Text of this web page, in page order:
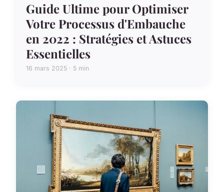
Guide Ultime pour Optimiser
Votre Processus d'Embauche
en 2022 : Stratégies et Astuces
Essentielles
16 mars 2025 · 5 min